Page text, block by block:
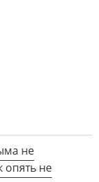
не
опять не